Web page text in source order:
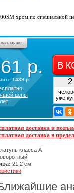
хром по специальной
на складе
р.
1439 р.
цены
2
уже
доставка и
доставка в
латунь класса А
21.2 см